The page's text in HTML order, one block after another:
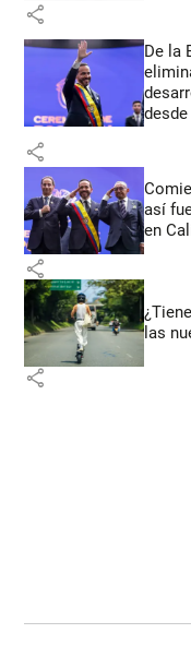
share
De la
share
así
en
share
las
share